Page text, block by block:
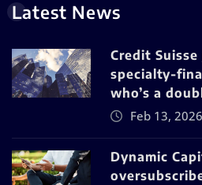
Latest News
Credit
specialty-
who’s a
Feb 13, 2026
Dynamic